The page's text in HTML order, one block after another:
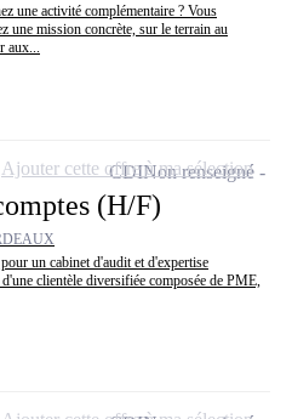
une activité complémentaire ? Vous
une mission concrète, sur le terrain au
(H/F)
un cabinet d'audit et d'expertise
clientèle diversifiée composée de PME,
CDINon renseigné
Ajouter cette offre à ma sélection